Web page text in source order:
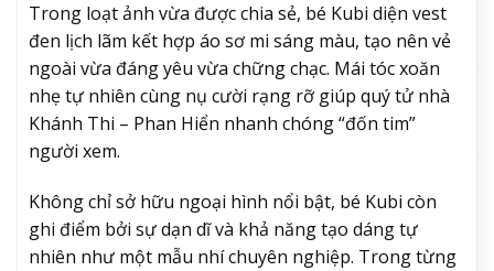
Trong loạt ảnh vừa được chia sẻ, bé Kubi diện vest
đen lịch lãm kết hợp áo sơ mi sáng màu, tạo nên vẻ
ngoài vừa đáng yêu vừa chững chạc. Mái tóc xoăn
nhẹ tự nhiên cùng nụ cười rạng rỡ giúp quý tử nhà
Khánh Thi – Phan Hiển nhanh chóng “đốn tim”
người xem.
Không chỉ sở hữu ngoại hình nổi bật, bé Kubi còn
ghi điểm bởi sự dạn dĩ và khả năng tạo dáng tự
nhiên như một mẫu nhí chuyên nghiệp. Trong từng